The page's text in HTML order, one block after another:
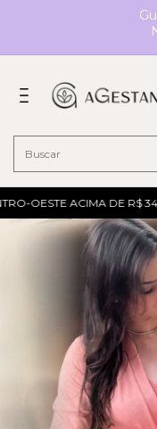
OESTE ACIMA DE R$